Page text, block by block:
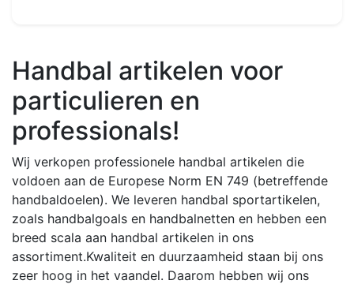
Handbal artikelen voor
particulieren en
professionals!
Wij verkopen professionele handbal artikelen die
voldoen aan de Europese Norm EN 749 (betreffende
handbaldoelen). We leveren handbal sportartikelen,
zoals handbalgoals en handbalnetten en hebben een
breed scala aan handbal artikelen in ons
assortiment.Kwaliteit en duurzaamheid staan bij ons
zeer hoog in het vaandel. Daarom hebben wij ons